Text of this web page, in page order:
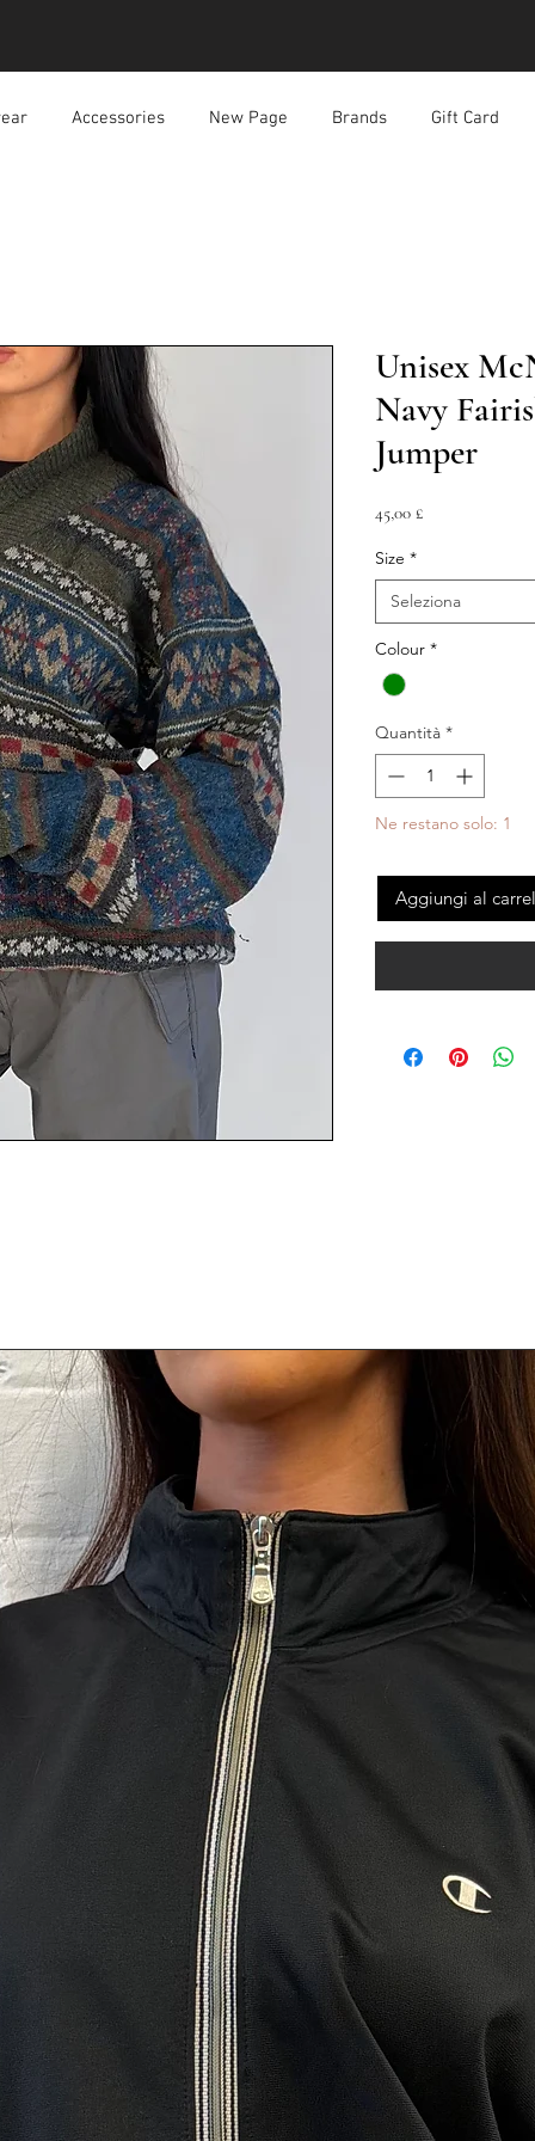
Accessories New Page Brands Gift Card
Unisex
Navy
Jumper
45,00 £Prezzo
Size *
Seleziona
Colour *
Quantità *
Ne restano solo: 1
Aggiungi al